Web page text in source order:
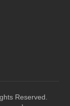
Reserved.